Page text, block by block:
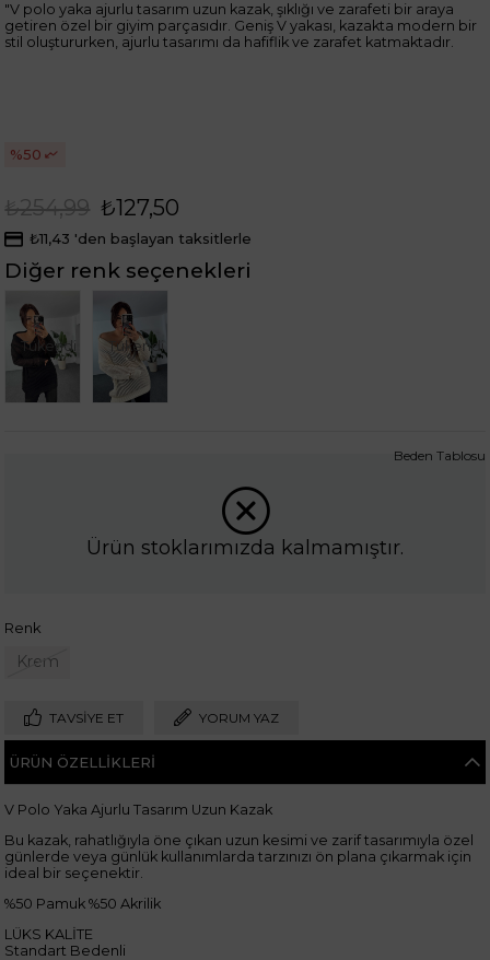
"V polo yaka ajurlu tasarım uzun kazak, şıklığı ve zarafeti bir araya
getiren özel bir giyim parçasıdır. Geniş V yakası, kazakta modern bir
stil oluştururken, ajurlu tasarımı da hafiflik ve zarafet katmaktadır.
50
₺254,99 ₺127,50
₺11,43 'den başlayan taksitlerle
Diğer renk seçenekleri
Tükendi Tükendi
Ürün stoklarımızda kalmamıştır.
Renk
Krem
Beden Tablosu
TAVSIYE ET YORUM YAZ
ÜRÜN ÖZELLIKLERI
V Polo Yaka Ajurlu Tasarım Uzun Kazak
Bu kazak, rahatlığıyla öne çıkan uzun kesimi ve zarif tasarımıyla özel
günlerde veya günlük kullanımlarda tarzınızı ön plana çıkarmak için
ideal bir seçenektir.
%50 Pamuk %50 Akrilik
LÜKS KALİTE
Standart Bedenli